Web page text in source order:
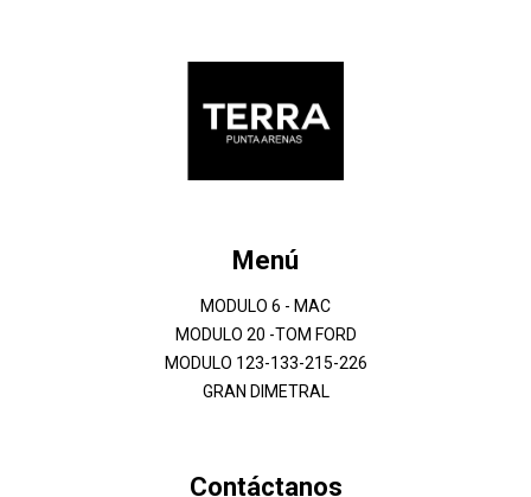
Menú
MODULO 6 - MAC
MODULO 20 -TOM FORD
MODULO 123-133-215-226
GRAN DIMETRAL
Contáctanos